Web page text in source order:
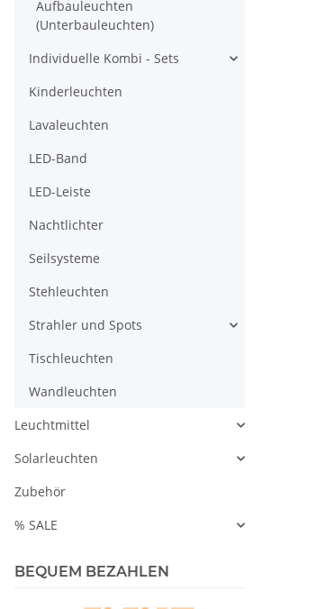
Aufbauleuchten
(Unterbauleuchten)
Individuelle Kombi - Sets
Kinderleuchten
Lavaleuchten
LED-Band
LED-Leiste
Nachtlichter
Seilsysteme
Stehleuchten
Strahler und Spots
Tischleuchten
Wandleuchten
Leuchtmittel
Solarleuchten
Zubehör
% SALE
BEQUEM BEZAHLEN